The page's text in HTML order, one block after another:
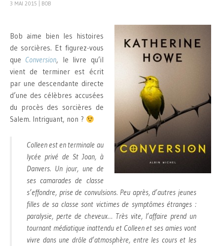
3 MAI 2015 BOB
Bob aime bien les histoires
de sorcières. Et figurez-vous
que Conversion, le livre qu’il
vient de terminer est écrit
par une descendante directe
d’une des célèbres accusées
du procès des sorcières de
Salem. Intriguant, non ?
Colleen est en terminale au
lycée privé de St Joan, à
Danvers. Un jour, une de
ses camarades de classe
s’effondre, prise de convulsions. Peu après, d’autres jeunes
filles de sa classe sont victimes de symptômes étranges :
paralysie, perte de cheveux… Très vite, l’affaire prend un
tournant médiatique inattendu et Colleen et ses amies vont
vivre dans une drôle d’atmosphère, entre les cours et les